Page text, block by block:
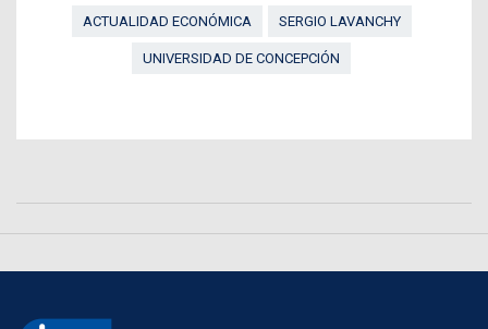
ACTUALIDAD ECONÓMICA
SERGIO LAVANCHY
UNIVERSIDAD DE CONCEPCIÓN